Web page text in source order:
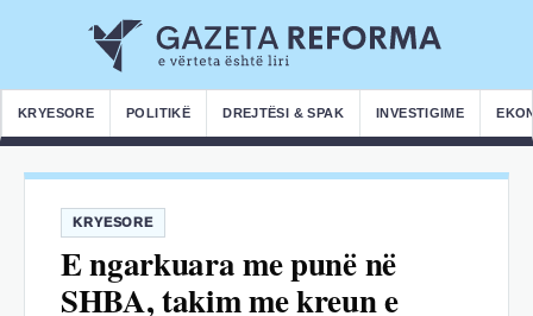
KRYESORE POLITIKË DREJTËSI & SPAK INVESTIGIME
KRYESORE
E ngarkuara me punë në
SHBA, takim me kreun e